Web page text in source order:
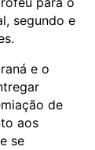
segundo e
e o
de
aos
se